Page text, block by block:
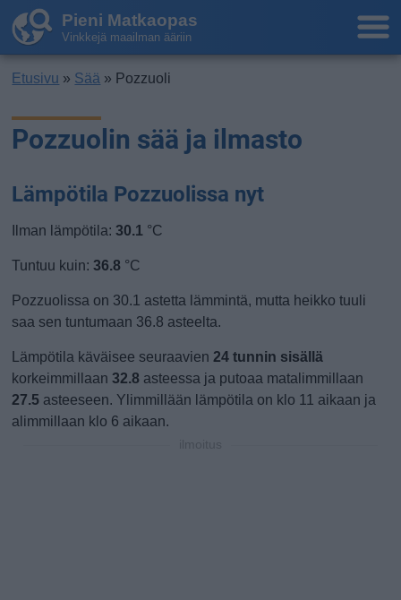
Pieni Matkaopas
Vinkkejä maailman ääriin
Etusivu » Sää » Pozzuoli
Pozzuolin sää ja ilmasto
Lämpötila Pozzuolissa nyt
Ilman lämpötila:30.1 °C
Tuntuu kuin:36.8 °C
Pozzuolissa on 30.1 astetta lämmintä, mutta heikko tuuli
saa sen tuntumaan 36.8 asteelta.
Lämpötila käväisee seuraavien24 tunnin sisällä
korkeimmillaan32.8 asteessa ja putoaa matalimmillaan
27.5 asteeseen. Ylimmillään lämpötila on klo 11 aikaan ja
alimmillaan klo 6 aikaan.